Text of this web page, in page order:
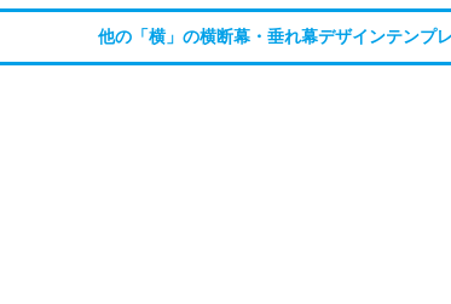
他の「横」の横断幕・垂れ幕デザインテンプ